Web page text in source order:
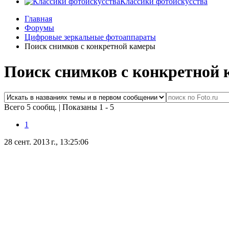
Главная
Форумы
Цифровые зеркальные фотоаппараты
Поиск снимков с конкретной камеры
Поиск снимков с конкретной
Всего 5 сообщ. | Показаны 1 - 5
1
28 сент. 2013 г., 13:25:06